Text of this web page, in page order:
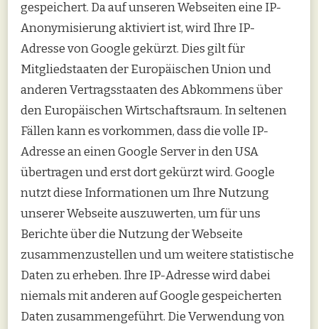
gespeichert. Da auf unseren Webseiten eine IP-
Anonymisierung aktiviert ist, wird Ihre IP-
Adresse von Google gekürzt. Dies gilt für
Mitgliedstaaten der Europäischen Union und
anderen Vertragsstaaten des Abkommens über
den Europäischen Wirtschaftsraum. In seltenen
Fällen kann es vorkommen, dass die volle IP-
Adresse an einen Google Server in den USA
übertragen und erst dort gekürzt wird. Google
nutzt diese Informationen um Ihre Nutzung
unserer Webseite auszuwerten, um für uns
Berichte über die Nutzung der Webseite
zusammenzustellen und um weitere statistische
Daten zu erheben. Ihre IP-Adresse wird dabei
niemals mit anderen auf Google gespeicherten
Daten zusammengeführt. Die Verwendung von